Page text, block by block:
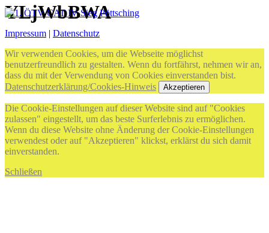
YLjWbBWA
Impressum | Datenschutz
Wir verwenden Cookies, um die Webseite möglichst
benutzerfreundlich zu gestalten. Wenn du fortfährst, nehmen wir an,
dass du mit der Verwendung von Cookies einverstanden bist.
Datenschutzerklärung/Cookies-Hinweis
Akzeptieren
Die Cookie-Einstellungen auf dieser Website sind auf "Cookies
zulassen" eingestellt, um das beste Surferlebnis zu ermöglichen.
Wenn du diese Website ohne Änderung der Cookie-Einstellungen
verwendest oder auf "Akzeptieren" klickst, erklärst du sich damit
einverstanden.
Schließen